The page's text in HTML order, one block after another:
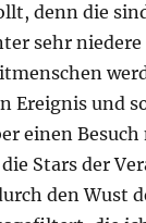
denn die
sehr
Ereignis und
einen Besuch
Stars der
den Wust